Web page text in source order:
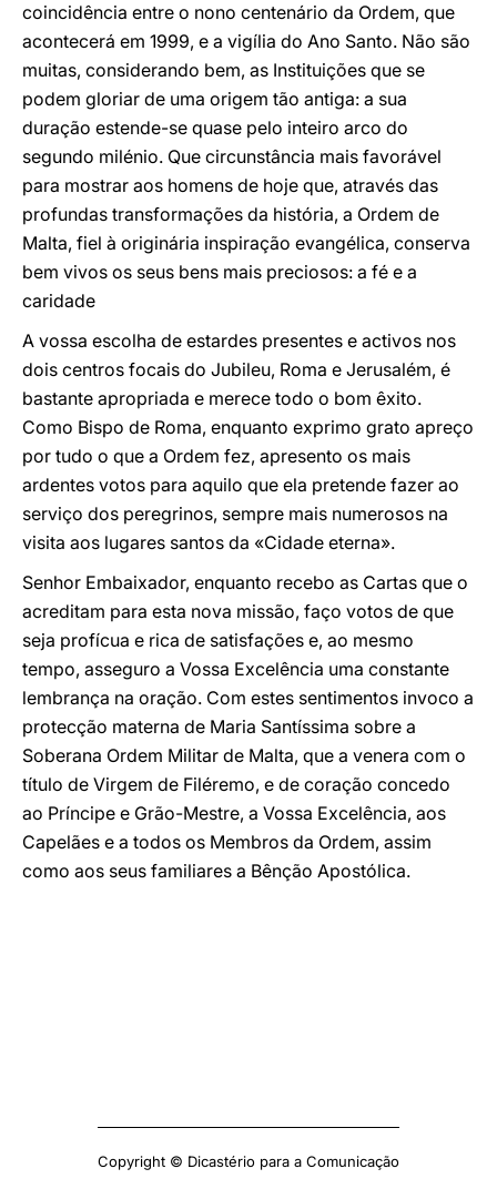
coincidência entre o nono centenário da Ordem, que
acontecerá em 1999, e a vigília do Ano Santo. Não são
muitas, considerando bem, as Instituições que se
podem gloriar de uma origem tão antiga: a sua
duração estende-se quase pelo inteiro arco do
segundo milénio. Que circunstância mais favorável
para mostrar aos homens de hoje que, através das
profundas transformações da história, a Ordem de
Malta, fiel à originária inspiração evangélica, conserva
bem vivos os seus bens mais preciosos: a fé e a
caridade
A vossa escolha de estardes presentes e activos nos
dois centros focais do Jubileu, Roma e Jerusalém, é
bastante apropriada e merece todo o bom êxito.
Como Bispo de Roma, enquanto exprimo grato apreço
por tudo o que a Ordem fez, apresento os mais
ardentes votos para aquilo que ela pretende fazer ao
serviço dos peregrinos, sempre mais numerosos na
visita aos lugares santos da «Cidade eterna».
Senhor Embaixador, enquanto recebo as Cartas que o
acreditam para esta nova missão, faço votos de que
seja profícua e rica de satisfações e, ao mesmo
tempo, asseguro a Vossa Excelência uma constante
lembrança na oração. Com estes sentimentos invoco a
protecção materna de Maria Santíssima sobre a
Soberana Ordem Militar de Malta, que a venera com o
título de Virgem de Filéremo, e de coração concedo
ao Príncipe e Grão-Mestre, a Vossa Excelência, aos
Capelães e a todos os Membros da Ordem, assim
como aos seus familiares a Bênção Apostólica.
Copyright © Dicastério para a Comunicação